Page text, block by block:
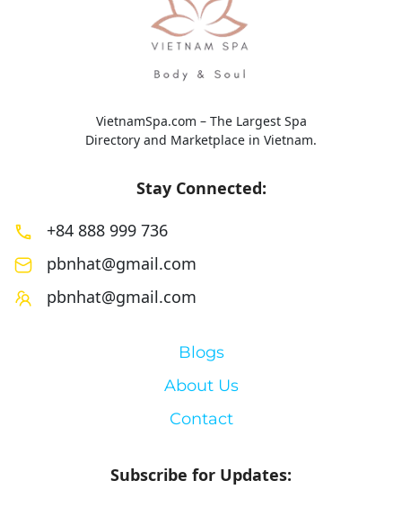
VietnamSpa.com – The Largest Spa
Directory and Marketplace in Vietnam.
Stay Connected:
+84 888 999 736
pbnhat@gmail.com
pbnhat@gmail.com
Blogs
About Us
Contact
Subscribe for Updates: